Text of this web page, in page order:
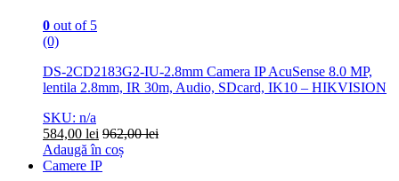
0 out of 5
(0)
DS-2CD2183G2-IU-2.8mm Camera IP AcuSense 8.0 MP,
lentila 2.8mm, IR 30m, Audio, SDcard, IK10 – HIKVISION
SKU: n/a
584,00 lei 962,00lei
Adaugă în coș
Camere IP